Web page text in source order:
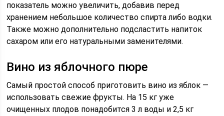
показатель можно увеличить, добавив перед
хранением небольшое количество спирта либо водки.
Также можно дополнительно подсластить напиток
сахаром или его натуральными заменителями.
Вино из яблочного пюре
Самый простой способ приготовить вино из яблок —
использовать свежие фрукты. На 15 кг уже
очищенных плодов понадобится 3 л воды и 2,5 кг